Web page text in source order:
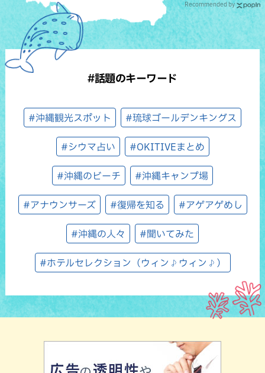
Recommended by
#話題のキーワード
#沖縄観光スポット #琉球ゴールデンキングス
#シウマ占い #OKITIVEまとめ
#沖縄のビーチ #沖縄キャンプ場
#アナウンサーズ #復帰を知る #アゲアゲめし
#沖縄の人々 #聞いてみた
#ホテルセレクション（ウィン♪ウィン♪）